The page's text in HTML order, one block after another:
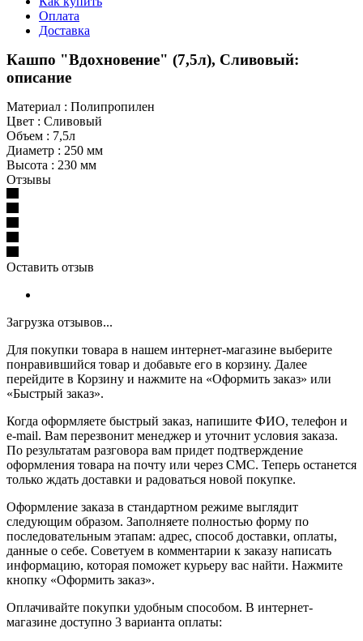
Оплата
Доставка
Кашпо "Вдохновение" (7,5л), Сливовый:
описание
Материал : Полипропилен
Цвет : Сливовый
Объем : 7,5л
Диаметр : 250 мм
Высота : 230 мм
Отзывы
Оставить отзыв
Загрузка отзывов...
Для покупки товара в нашем интернет-магазине выберите
понравившийся товар и добавьте его в корзину. Далее
перейдите в Корзину и нажмите на «Оформить заказ» или
«Быстрый заказ».
Когда оформляете быстрый заказ, напишите ФИО, телефон и
e-mail. Вам перезвонит менеджер и уточнит условия заказа.
По результатам разговора вам придет подтверждение
оформления товара на почту или через СМС. Теперь останется
только ждать доставки и радоваться новой покупке.
Оформление заказа в стандартном режиме выглядит
следующим образом. Заполняете полностью форму по
последовательным этапам: адрес, способ доставки, оплаты,
данные о себе. Советуем в комментарии к заказу написать
информацию, которая поможет курьеру вас найти. Нажмите
кнопку «Оформить заказ».
Оплачивайте покупки удобным способом. В интернет-
магазине доступно 3 варианта оплаты: